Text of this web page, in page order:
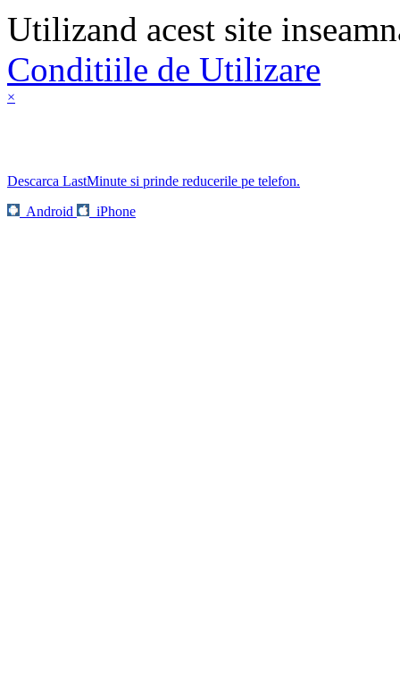
Utilizand acest site
Conditiile de Utilizare
×
Descarca LastMinute si prinde reducerile pe telefon.
Android
iPhone